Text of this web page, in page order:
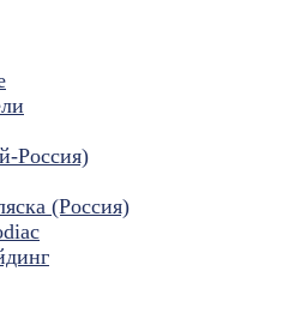
Россия)
(Россия)